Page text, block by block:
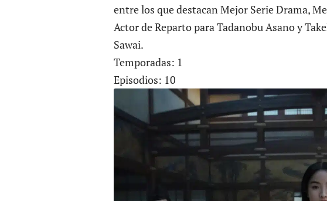
entre los que destacan Mejor Serie Drama,
Actor de Reparto para Tadanobu Asano y
Sawai.
Temporadas: 1
Episodios: 10